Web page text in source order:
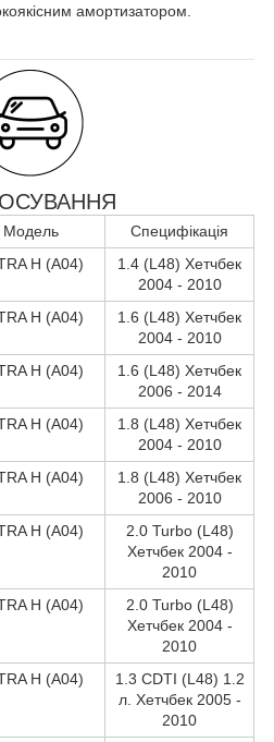
амортизатором.
Модель
Специфікація
H (A04)
1.4 (L48) Хетчбек
2004 - 2010
H (A04)
1.6 (L48) Хетчбек
2004 - 2010
H (A04)
1.6 (L48) Хетчбек
2006 - 2014
H (A04)
1.8 (L48) Хетчбек
2004 - 2010
H (A04)
1.8 (L48) Хетчбек
2006 - 2010
H (A04)
2.0 Turbo (L48)
Хетчбек 2004 -
2010
H (A04)
2.0 Turbo (L48)
Хетчбек 2004 -
2010
H (A04)
1.3 CDTI (L48) 1.2
л. Хетчбек 2005 -
2010